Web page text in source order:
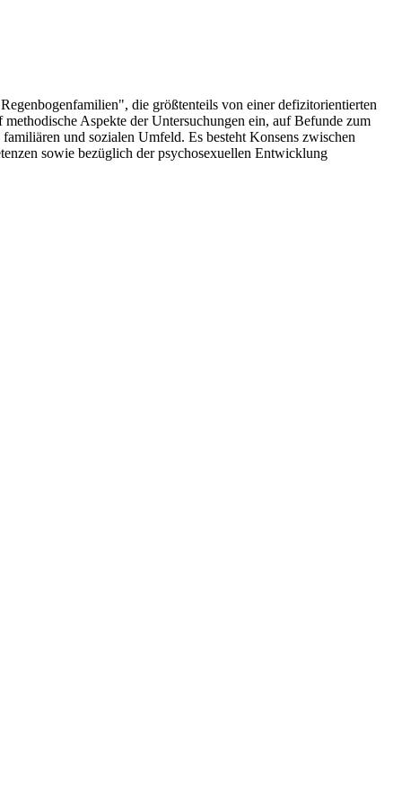
die größtenteils von einer defizitorientierten
Aspekte der Untersuchungen ein, auf Befunde zum
und sozialen Umfeld. Es besteht Konsens zwischen
sowie bezüglich der psychosexuellen Entwicklung